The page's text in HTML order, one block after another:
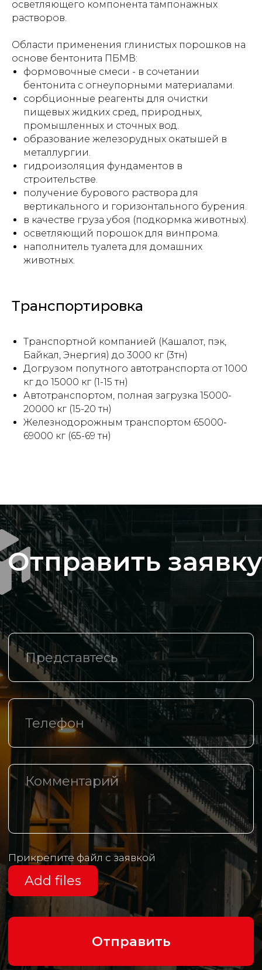
осветляющего компонента тампонажных
растворов.
Области применения глинистых порошков на
основе бентонита ПБМВ:
формовочные смеси - в сочетании
бентонита с огнеупорными материалами.
сорбционные реагенты для очистки
пищевых жидких сред, природных,
промышленных и сточных вод.
образование железорудных окатышей в
металлургии.
гидроизоляция фундаментов в
строительстве.
получение бурового раствора для
вертикального и горизонтального бурения.
в качестве груза убоя (подкормка животных).
осветляющий порошок для винпрома.
наполнитель туалета для домашних
животных.
Транспортировка
Транспортной компанией (Кашалот, пэк,
Байкал, Энергия) до 3000 кг (3тн)
Догрузом попутного автотранспорта от 1000
кг до 15000 кг (1-15 тн)
Автотранспортом, полная загрузка 15000-
20000 кг (15-20 тн)
Железнодорожным транспортом 65000-
69000 кг (65-69 тн)
Прикрепите файл с заявкой
Отправить заявку
Нажимая на кнопку, вы даете
согласие на
обработку персональных данных и
соглашаетесь c политикой
конфиденциальности
О компании
Каталог
Спецпредложения
Доставка и оплата
Логистические центры
Компания
Контакты
Маршала Рыбалко, д.З, оф. 425
+7 (342) 206 77 73
info@th-m.ru
Реквизиты
Разработано агентством
Политика в отношении обработки